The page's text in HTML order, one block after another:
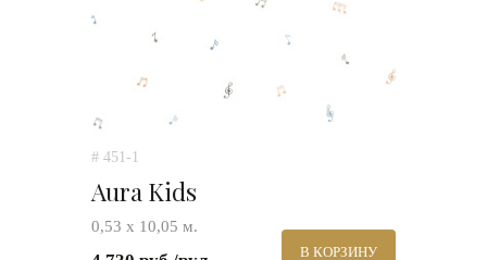
# 451-1
Aura Kids
0,53 х 10,05 м.
В КОРЗИНУ